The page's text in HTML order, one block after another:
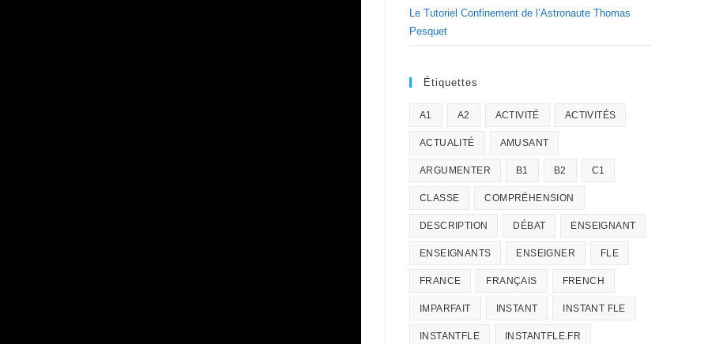
Le Tutoriel Confinement de l’Astronaute Thomas
Pesquet
Étiquettes
A1 A2 ACTIVITÉ ACTIVITÉS
ACTUALITÉ AMUSANT
ARGUMENTER B1 B2 C1
CLASSE COMPRÉHENSION
DESCRIPTION DÉBAT ENSEIGNANT
ENSEIGNANTS ENSEIGNER FLE
FRANCE FRANÇAIS FRENCH
IMPARFAIT INSTANT INSTANT FLE
INSTANTFLE INSTANTFLE.FR